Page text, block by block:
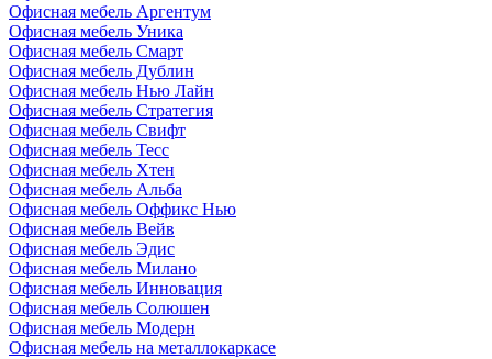
Офисная мебель Аргентум
Офисная мебель Уника
Офисная мебель Смарт
Офисная мебель Дублин
Офисная мебель Нью Лайн
Офисная мебель Стратегия
Офисная мебель Свифт
Офисная мебель Тесс
Офисная мебель Хтен
Офисная мебель Альба
Офисная мебель Оффикс Нью
Офисная мебель Вейв
Офисная мебель Эдис
Офисная мебель Милано
Офисная мебель Инновация
Офисная мебель Солюшен
Офисная мебель Модерн
Офисная мебель на металлокаркасе